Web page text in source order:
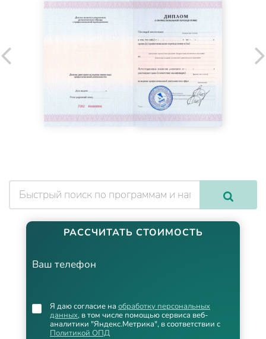
РАССЧИТАТЬ СТОИМОСТЬ
Ваш телефон
Я даю согласие на обработку персональных
данных, в том числе помощью сервиса веб-
аналитики "Яндекс.Метрика", в соответствии с
Политикой ОПД